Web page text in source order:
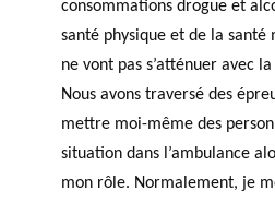
consommations drogue et
santé physique et de la santé
ne vont pas s’atténuer avec
Nous avons traversé des
mettre moi-même des
situation dans l’ambulance
mon rôle. Normalement, je